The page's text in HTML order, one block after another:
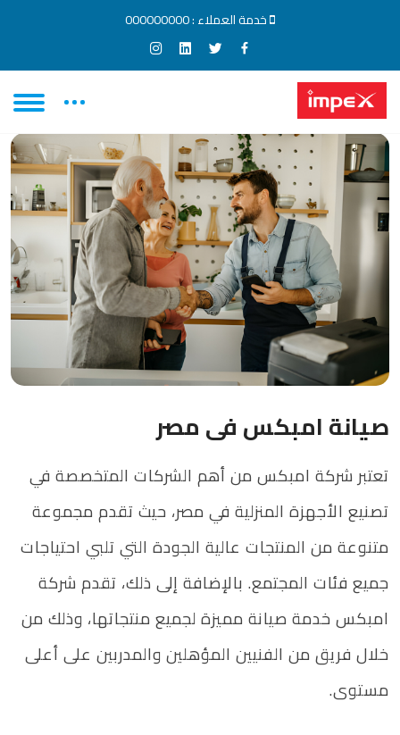
خدمة العملاء :000000000
صيانة امبكس فى مصر
تعتبر شركة امبكس من أهم الشركات المتخصصة في
تصنيع الأجهزة المنزلية في مصر، حيث تقدم مجموعة
متنوعة من المنتجات عالية الجودة التي تلبي احتياجات
جميع فئات المجتمع. بالإضافة إلى ذلك، تقدم شركة
امبكس خدمة صيانة مميزة لجميع منتجاتها، وذلك من
خلال فريق من الفنيين المؤهلين والمدربين على أعلى
مستوى.